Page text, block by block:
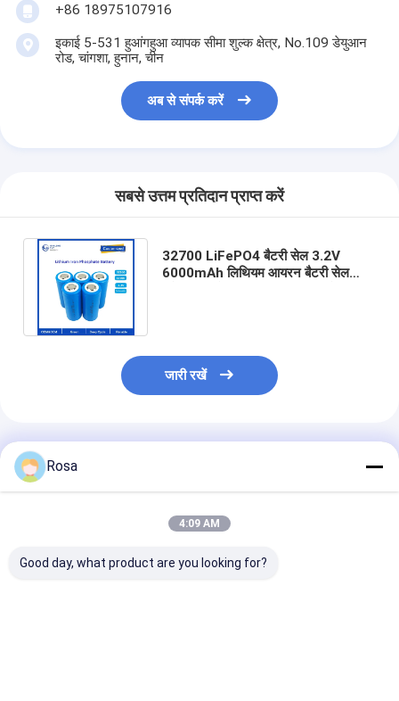
+86 18975107916
इकाई 5-531 हुआंगहुआ व्यापक सीमा शुल्क क्षेत्र, No.109 डेयुआन
रोड, चांगशा, हुनान, चीन
अब से संपर्क करें
सबसे उत्तम प्रतिदान प्राप्त करें
32700 LiFePO4 बैटरी सेल 3.2V
6000mAh लिथियम आयरन बैटरी सेल
जारी रखें
अनुशंसित उत्पाद
Rosa
4:09 AM
Good day, what product are you looking for?